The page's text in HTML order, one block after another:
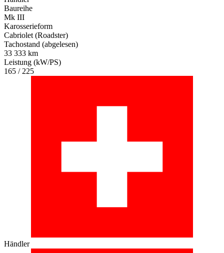
Baureihe
Mk III
Karosserieform
Cabriolet (Roadster)
Tachostand (abgelesen)
33 333 km
Leistung (kW/PS)
165 / 225
Händler